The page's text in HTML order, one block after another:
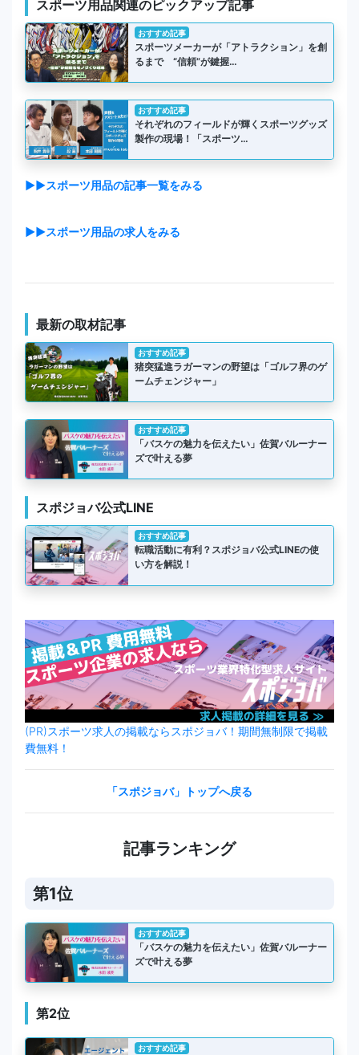
スポーツ用品関連のピックアップ記事
おすすめ記事
スポーツメーカーが「アトラクション」を創
るまで “信頼”が鍵握…
おすすめ記事
それぞれのフィールドが輝くスポーツグッズ
製作の現場！「スポーツ…
▶▶スポーツ用品の記事一覧をみる
▶▶スポーツ用品の求人をみる
最新の取材記事
おすすめ記事
猪突猛進ラガーマンの野望は「ゴルフ界のゲ
ームチェンジャー」
おすすめ記事
「バスケの魅力を伝えたい」佐賀バルーナー
ズで叶える夢
スポジョバ公式LINE
おすすめ記事
転職活動に有利？スポジョバ公式LINEの使
い方を解説！
(PR)スポーツ求人の掲載ならスポジョバ！期間無制限で掲載
費無料！
「スポジョバ」トップへ戻る
記事ランキング
第1位
おすすめ記事
「バスケの魅力を伝えたい」佐賀バルーナー
ズで叶える夢
第2位
おすすめ記事